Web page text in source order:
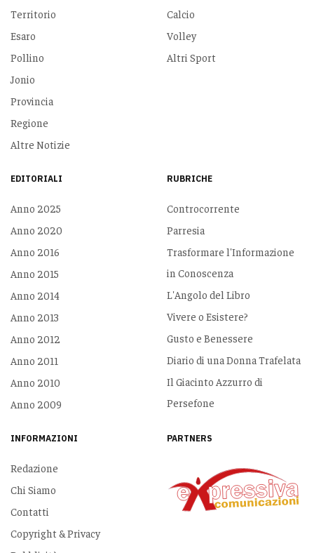
Territorio
Esaro
Pollino
Jonio
Provincia
Regione
Altre Notizie
Calcio
Volley
Altri Sport
EDITORIALI
Anno 2025
Anno 2020
Anno 2016
Anno 2015
Anno 2014
Anno 2013
Anno 2012
Anno 2011
Anno 2010
Anno 2009
RUBRICHE
Controcorrente
Parresia
Trasformare l'Informazione
in Conoscenza
L'Angolo del Libro
Vivere o Esistere?
Gusto e Benessere
Diario di una Donna Trafelata
Il Giacinto Azzurro di
Persefone
INFORMAZIONI
Redazione
Chi Siamo
Contatti
Copyright & Privacy
PARTNERS